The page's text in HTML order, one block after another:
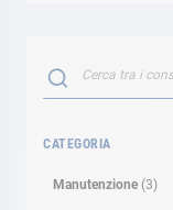
SEARCH
CATEGORIA
Manutenzione (3)